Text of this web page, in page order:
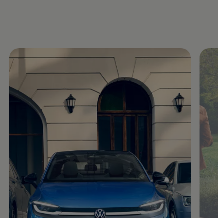
Besitzer und Service
myVolkswagen
Service und Ersatzteile
Inspektion und HU/AU
Reparaturen und Checks
Motorenöl und Flüssigkeiten
Räder und Reifen
Pannen- und Unfallhilfe
Economy Service
Volkswagen Teile
Modellspezifisches Zubehör
Schutz und Pflege
Transport
Entertainment und Elektronik
Wallbox und Ladekabel
Digitale Extras